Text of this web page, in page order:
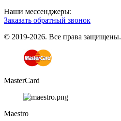
Наши мессенджеры:
Заказать обратный звонок
© 2019-2026. Все права защищены.
MasterCard
Maestro